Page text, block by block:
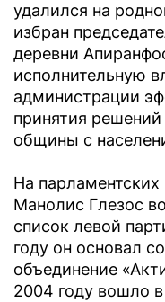
удалился на
избран
деревни
исполнительную
администрации
принятия
общины с
На
Манолис Глезос
список левой
году он основал
объединение
2004 году вошло